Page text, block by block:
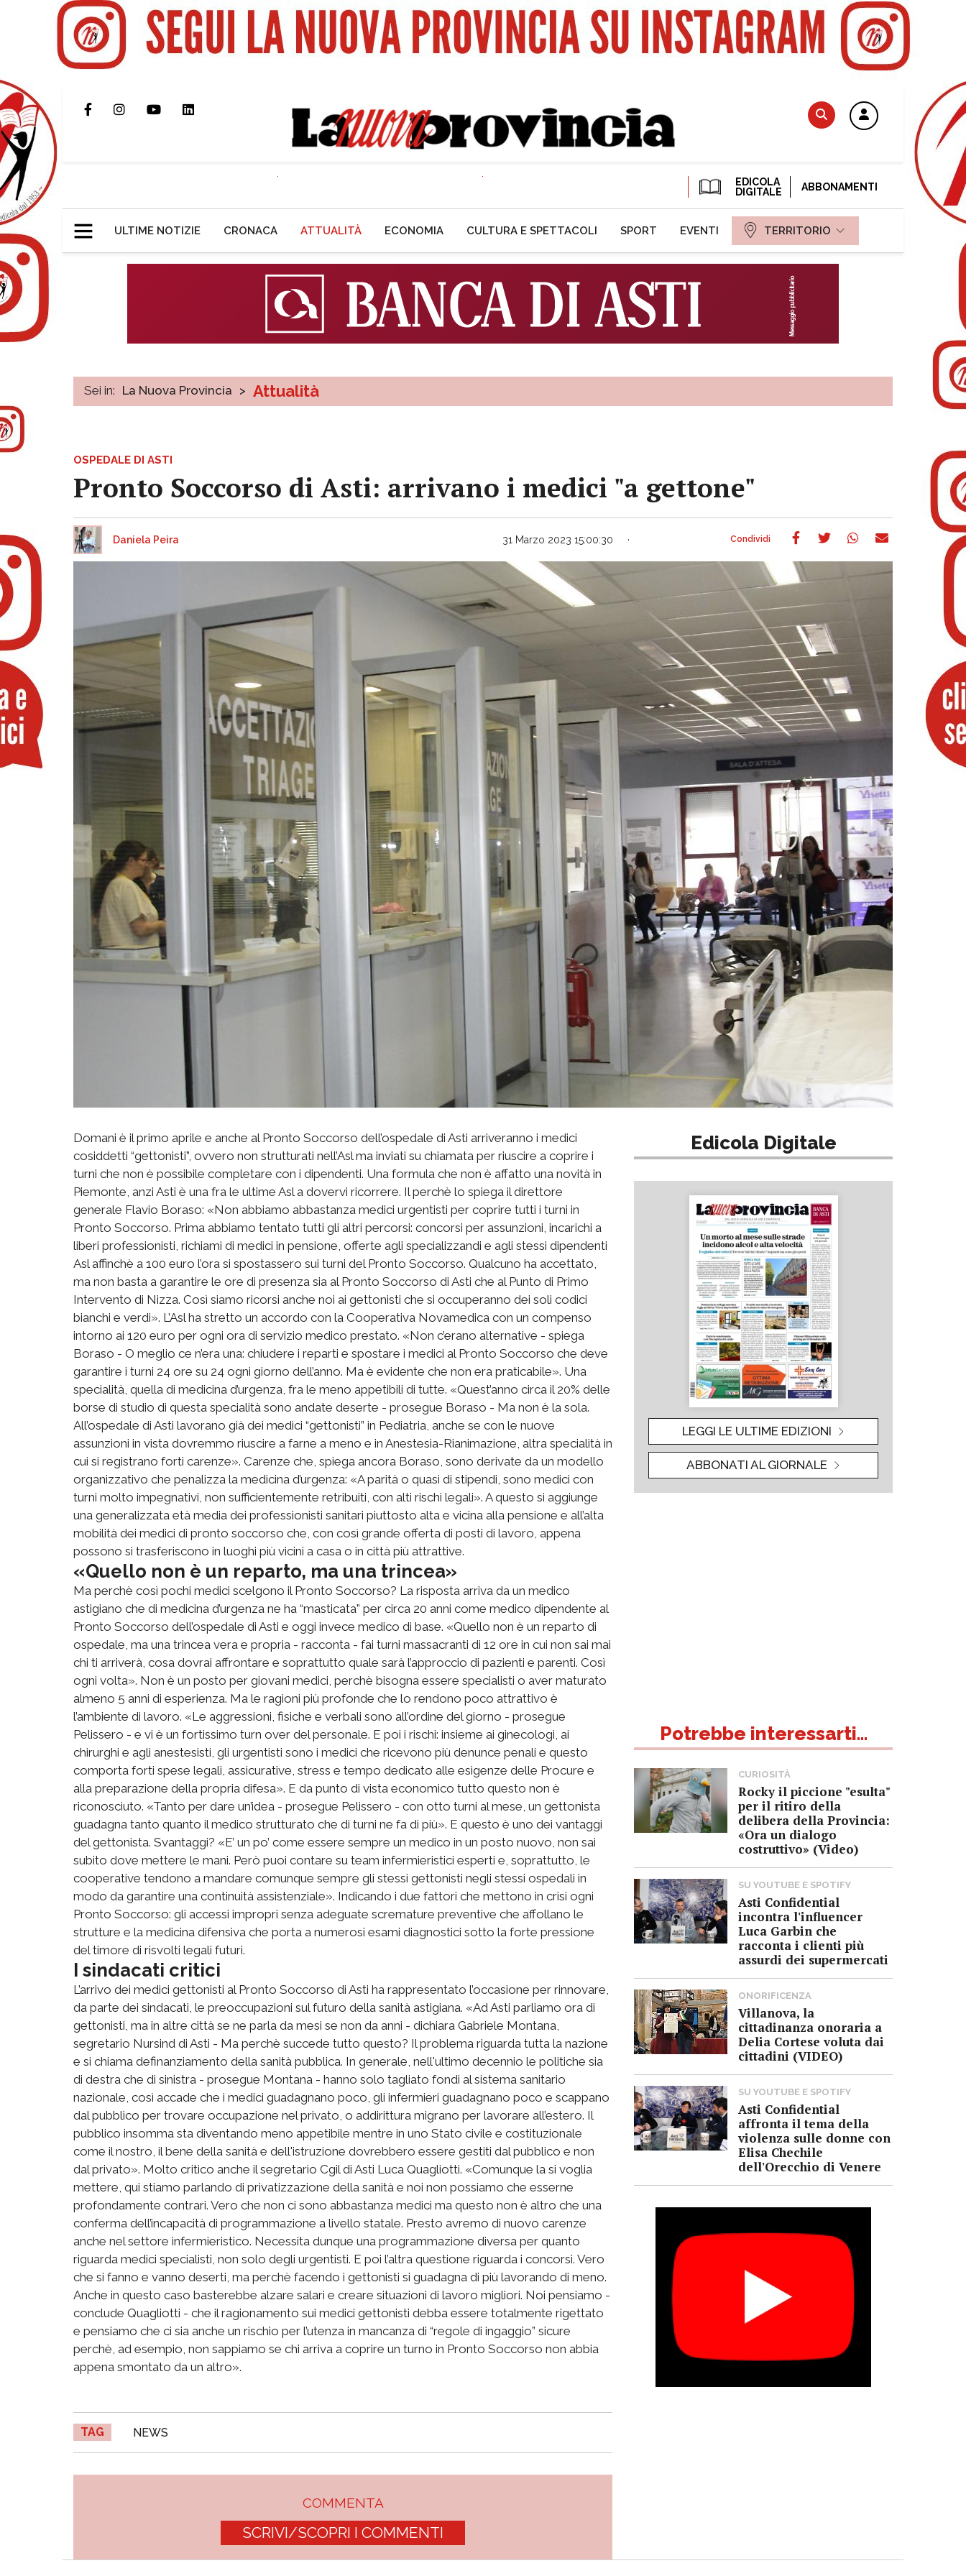
EDICOLA
DIGITALE
ABBONAMENTI
ULTIME NOTIZIE CRONACA ATTUALITÀ ECONOMIA CULTURA E SPETTACOLI SPORT EVENTI TERRITORIO
Sei in: La Nuova Provincia > Attualità
OSPEDALE DI ASTI
Pronto Soccorso di Asti: arrivano i medici "a gettone"
Daniela Peira 31 Marzo 2023 15:00:30
Domani è il primo aprile e anche al Pronto Soccorso dell’ospedale di Asti arriveranno i medici
cosiddetti “gettonisti”, ovvero non strutturati nell’Asl ma inviati su chiamata per riuscire a coprire i
turni che non è possibile completare con i dipendenti. Una formula che non è affatto una novità in
Piemonte, anzi Asti è una fra le ultime Asl a dovervi ricorrere. Il perchè lo spiega il direttore
generale Flavio Boraso: «Non abbiamo abbastanza medici urgentisti per coprire tutti i turni in
Pronto Soccorso. Prima abbiamo tentato tutti gli altri percorsi: concorsi per assunzioni, incarichi a
liberi professionisti, richiami di medici in pensione, offerte agli specializzandi e agli stessi dipendenti
Asl affinchè a 100 euro l’ora si spostassero sui turni del Pronto Soccorso. Qualcuno ha accettato,
ma non basta a garantire le ore di presenza sia al Pronto Soccorso di Asti che al Punto di Primo
Intervento di Nizza. Così siamo ricorsi anche noi ai gettonisti che si occuperanno dei soli codici
bianchi e verdi». L’Asl ha stretto un accordo con la Cooperativa Novamedica con un compenso
intorno ai 120 euro per ogni ora di servizio medico prestato. «Non c’erano alternative - spiega
Boraso - O meglio ce n’era una: chiudere i reparti e spostare i medici al Pronto Soccorso che deve
garantire i turni 24 ore su 24 ogni giorno dell’anno. Ma è evidente che non era praticabile». Una
specialità, quella di medicina d’urgenza, fra le meno appetibili di tutte. «Quest’anno circa il 20% delle
borse di studio di questa specialità sono andate deserte - prosegue Boraso - Ma non è la sola.
All’ospedale di Asti lavorano già dei medici “gettonisti” in Pediatria, anche se con le nuove
assunzioni in vista dovremmo riuscire a farne a meno e in Anestesia-Rianimazione, altra specialità in
cui si registrano forti carenze». Carenze che, spiega ancora Boraso, sono derivate da un modello
organizzativo che penalizza la medicina d’urgenza: «A parità o quasi di stipendi, sono medici con
turni molto impegnativi, non sufficientemente retribuiti, con alti rischi legali». A questo si aggiunge
una generalizzata età media dei professionisti sanitari piuttosto alta e vicina alla pensione e all’alta
mobilità dei medici di pronto soccorso che, con così grande offerta di posti di lavoro, appena
possono si trasferiscono in luoghi più vicini a casa o in città più attrattive.
«Quello non è un reparto, ma una trincea»
Ma perchè così pochi medici scelgono il Pronto Soccorso? La risposta arriva da un medico
astigiano che di medicina d’urgenza ne ha “masticata” per circa 20 anni come medico dipendente al
Pronto Soccorso dell’ospedale di Asti e oggi invece medico di base. «Quello non è un reparto di
ospedale, ma una trincea vera e propria - racconta - fai turni massacranti di 12 ore in cui non sai mai
chi ti arriverà, cosa dovrai affrontare e soprattutto quale sarà l’approccio di pazienti e parenti. Così
ogni volta». Non è un posto per giovani medici, perchè bisogna essere specialisti o aver maturato
almeno 5 anni di esperienza. Ma le ragioni più profonde che lo rendono poco attrattivo è
l’ambiente di lavoro. «Le aggressioni, fisiche e verbali sono all’ordine del giorno - prosegue
Pelissero - e vi è un fortissimo turn over del personale. E poi i rischi: insieme ai ginecologi, ai
chirurghi e agli anestesisti, gli urgentisti sono i medici che ricevono più denunce penali e questo
comporta forti spese legali, assicurative, stress e tempo dedicato alle esigenze delle Procure e
alla preparazione della propria difesa». E da punto di vista economico tutto questo non è
riconosciuto. «Tanto per dare un’idea - prosegue Pelissero - con otto turni al mese, un gettonista
guadagna tanto quanto il medico strutturato che di turni ne fa di più». E questo è uno dei vantaggi
del gettonista. Svantaggi? «E’ un po’ come essere sempre un medico in un posto nuovo, non sai
subito dove mettere le mani. Però puoi contare su team infermieristici esperti e, soprattutto, le
cooperative tendono a mandare comunque sempre gli stessi gettonisti negli stessi ospedali in
modo da garantire una continuità assistenziale». Indicando i due fattori che mettono in crisi ogni
Pronto Soccorso: gli accessi impropri senza adeguate scremature preventive che affollano le
strutture e la medicina difensiva che porta a numerosi esami diagnostici sotto la forte pressione
del timore di risvolti legali futuri.
I sindacati critici
L’arrivo dei medici gettonisti al Pronto Soccorso di Asti ha rappresentato l’occasione per rinnovare,
da parte dei sindacati, le preoccupazioni sul futuro della sanità astigiana. «Ad Asti parliamo ora di
gettonisti, ma in altre città se ne parla da mesi se non da anni - dichiara Gabriele Montana,
segretario Nursind di Asti - Ma perchè succede tutto questo? Il problema riguarda tutta la nazione
e si chiama definanziamento della sanità pubblica. In generale, nell'ultimo decennio le politiche sia
di destra che di sinistra - prosegue Montana - hanno solo tagliato fondi al sistema sanitario
nazionale, così accade che i medici guadagnano poco, gli infermieri guadagnano poco e scappano
dal pubblico per trovare occupazione nel privato, o addirittura migrano per lavorare all’estero. Il
pubblico insomma sta diventando meno appetibile mentre in uno Stato civile e costituzionale
come il nostro, il bene della sanità e dell'istruzione dovrebbero essere gestiti dal pubblico e non
dal privato». Molto critico anche il segretario Cgil di Asti Luca Quagliotti. «Comunque la si voglia
mettere, qui stiamo parlando di privatizzazione della sanità e noi non possiamo che esserne
profondamente contrari. Vero che non ci sono abbastanza medici ma questo non è altro che una
conferma dell’incapacità di programmazione a livello statale. Presto avremo di nuovo carenze
anche nel settore infermieristico. Necessita dunque una programmazione diversa per quanto
riguarda medici specialisti, non solo degli urgentisti. E poi l’altra questione riguarda i concorsi. Vero
che si fanno e vanno deserti, ma perchè facendo i gettonisti si guadagna di più lavorando di meno.
Anche in questo caso basterebbe alzare salari e creare situazioni di lavoro migliori. Noi pensiamo -
conclude Quagliotti - che il ragionamento sui medici gettonisti debba essere totalmente rigettato
e pensiamo che ci sia anche un rischio per l’utenza in mancanza di “regole di ingaggio” sicure
perchè, ad esempio, non sappiamo se chi arriva a coprire un turno in Pronto Soccorso non abbia
appena smontato da un altro».
TAG NEWS
COMMENTA
SCRIVI/SCOPRI I COMMENTI
Edicola Digitale
LEGGI LE ULTIME EDIZIONI
ABBONATI AL GIORNALE
Potrebbe interessarti...
CURIOSITÀ
Rocky il piccione "esulta"
per il ritiro della
delibera della Provincia:
«Ora un dialogo
costruttivo» (Video)
SU YOUTUBE E SPOTIFY
Asti Confidential
incontra l'influencer
Luca Garbin che
racconta i clienti più
assurdi dei supermercati
ONORIFICENZA
Villanova, la
cittadinanza onoraria a
Delia Cortese voluta dai
cittadini (VIDEO)
SU YOUTUBE E SPOTIFY
Asti Confidential
affronta il tema della
violenza sulle donne con
Elisa Chechile
dell'Orecchio di Venere